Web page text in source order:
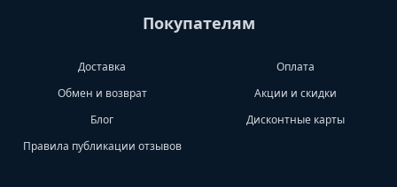
Покупателям
Доставка
Оплата
Обмен и возврат
Акции и скидки
Блог
Дисконтные карты
Правила публикации отзывов